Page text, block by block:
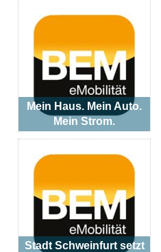
Mein Haus. Mein Auto.
Mein Strom.
Stadt Schweinfurt setzt